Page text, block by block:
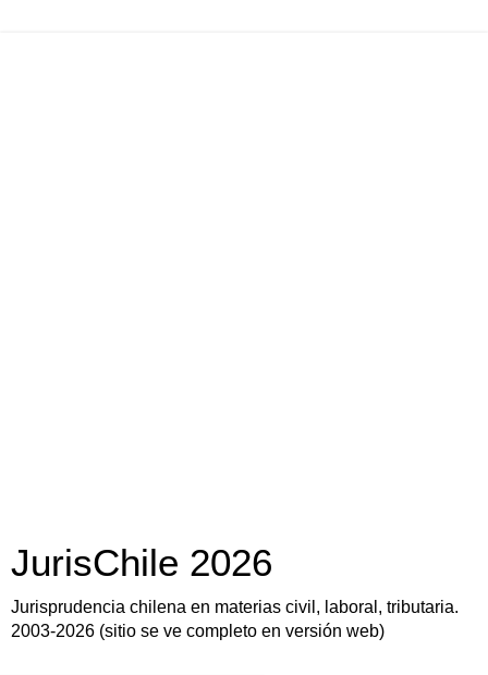
JurisChile 2026
Jurisprudencia chilena en materias civil, laboral, tributaria.
2003-2026 (sitio se ve completo en versión web)